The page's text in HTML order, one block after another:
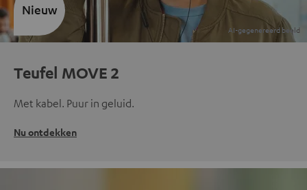
Teufel MOVE 2
Met kabel. Puur in geluid.
Nu ontdekken
Nieuw